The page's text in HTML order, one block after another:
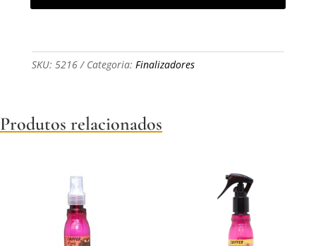
SKU: 5216 Categoria: Finalizadores
Produtos relacionados